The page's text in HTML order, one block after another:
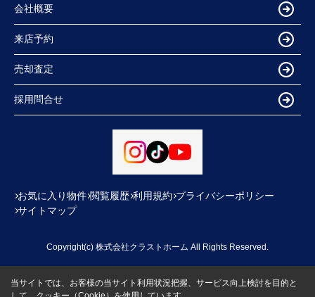
会社概要
来店予約
売却査定
採用問合せ
お気に入り物件 閲覧履歴 利用規約 プライバシーポリシー
サイトマップ
Copyright(c) 株式会社クラストホーム All Rights Reserved.
当サイトでは、お客様の当サイト利用状況把握、サービス向上検討を目的と